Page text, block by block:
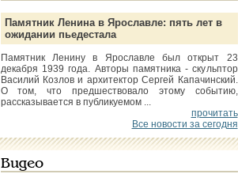
Памятник Ленина в Ярославле: пять лет в
ожидании пьедестала
Памятник Ленину в Ярославле был открыт 23
декабря 1939 года. Авторы памятника - скульптор
Василий Козлов и архитектор Сергей Капачинский.
О том, что предшествовало этому событию,
рассказывается в публикуемом ...
прочитать
Все новости за сегодня
Видео